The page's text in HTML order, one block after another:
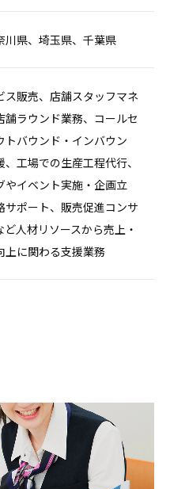
川県、埼玉県、千葉県
ス販売、店舗スタッフマネ
舗ラウンド業務、コールセ
トバウンド・インバウン
、工場での生産工程代行、
やイベント実施・企画立
サポート、販売促進コンサ
ど人材リソースから売上・
上に関わる支援業務